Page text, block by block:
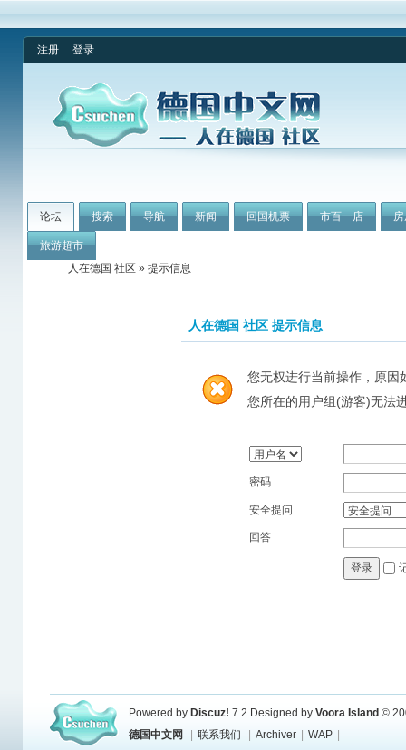
注册 登录
论坛 搜索 导航 新闻 回国机票 市百一店
旅游超市
人在德国 社区 » 提示信息
人在德国 社区 提示信息
您无权进行当前操作，原因
您所在的用户组(游客)无法
密码
安全提问
回答
登录
Powered by Discuz! 7.2 Designed by Voora Island ©
德国中文网
联系我们 Archiver WAP